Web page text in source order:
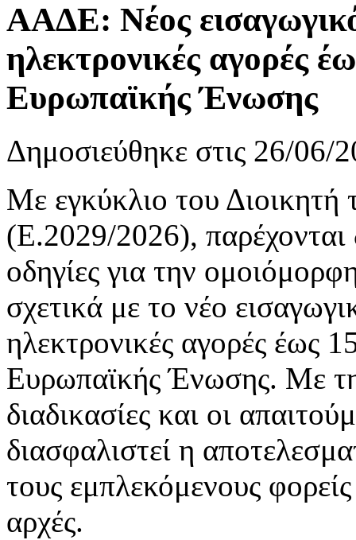
ΑΑΔΕ: Νέος
ηλεκτρονικές αγορές
Ευρωπαϊκής Ένωσης
Δημοσιεύθηκε στις 26/06/
Με εγκύκλιο του
(Ε.2029/2026), παρέχονται
οδηγίες για την
σχετικά με το νέο
ηλεκτρονικές αγορές έως
Ευρωπαϊκής Ένωσης. Με
διαδικασίες και οι
διασφαλιστεί η
τους εμπλεκόμενους
αρχές.